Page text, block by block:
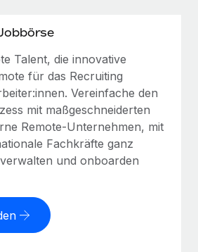
Talent, die innovative
für das Recruiting
Vereinfache den
mit maßgeschneiderten
Remote-Unternehmen, mit
Fachkräfte ganz
und onboarden